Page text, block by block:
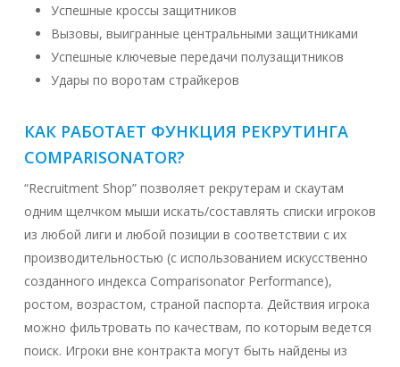
Успешные кроссы защитников
Вызовы, выигранные центральными защитниками
Успешные ключевые передачи полузащитников
Удары по воротам страйкеров
КАК РАБОТАЕТ ФУНКЦИЯ РЕКРУТИНГА
COMPARISONATOR?
“Recruitment Shop” позволяет рекрутерам и скаутам
одним щелчком мыши искать/составлять списки игроков
из любой лиги и любой позиции в соответствии с их
производительностью (с использованием искусственно
созданного индекса Comparisonator Performance),
ростом, возрастом, страной паспорта. Действия игрока
можно фильтровать по качествам, по которым ведется
поиск. Игроки вне контракта могут быть найдены из